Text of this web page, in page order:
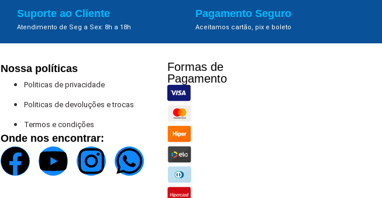
Suporte ao Cliente
Atendimento de Seg a Sex: 8h a 18h
Pagamento Seguro
Aceitamos cartão, pix e boleto
Nossa políticas
Politicas de privacidade
Politicas de devoluções e trocas
Termos e condições
Onde nos encontrar:
Formas de
Pagamento​